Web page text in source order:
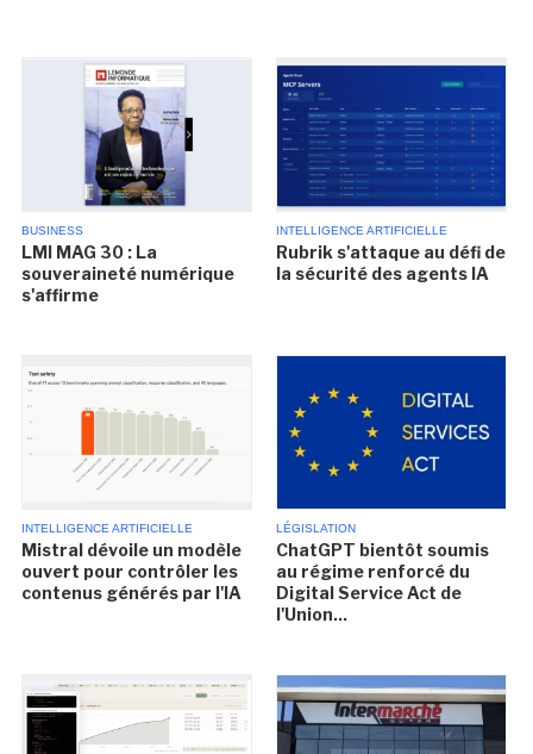
BUSINESS
LMI MAG 30 : La
souveraineté numérique
s'affirme
INTELLIGENCE ARTIFICIELLE
Rubrik s'attaque au défi de
la sécurité des agents IA
INTELLIGENCE ARTIFICIELLE
Mistral dévoile un modèle
ouvert pour contrôler les
contenus générés par l'IA
LÉGISLATION
ChatGPT bientôt soumis
au régime renforcé du
Digital Service Act de
l'Union...